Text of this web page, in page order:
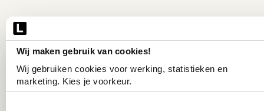
Wij maken gebruik van cookies!
Wij gebruiken cookies voor werking, statistieken en
marketing. Kies je voorkeur.